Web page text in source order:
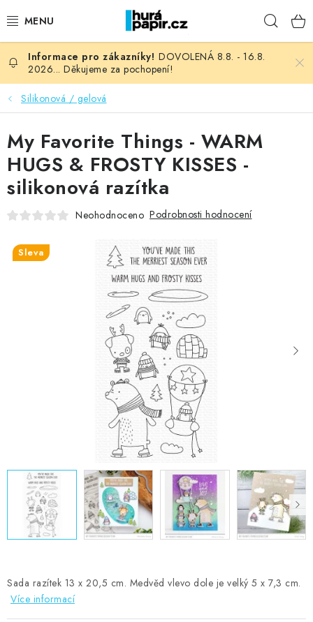
na
NOVINKY
HURÁ DÍLNA
VŠECHNO ZBOŽÍ
KNIHAŘSKÝ MATERIÁL
OBLÍBENÉ ♥️
MOJE OBJEDNÁVKA
Moje objednávka
Oblíbené ♥️
Obchodní podmínky
Podmínky ochrany osobních údajů
Ověřování recenzí
DOVOLENÁ 8.8. - 16.8.
2026... Děkujeme za pochopení!
Silikonová / gelová
Sada razítek 13 x 20,5 cm. Medvěd vlevo dole je velký 5 x 7,3 cm.
Více informací
My Favorite Things - WARM
HUGS & FROSTY KISSES -
silikonová razítka
Neohodnoceno Podrobnosti hodnocení
Sleva